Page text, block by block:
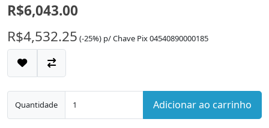
R$6,043.00
R$4,532.25 (-25%) p/Chave Pix 04540890000185
Quantidade Adicionar ao carrinho